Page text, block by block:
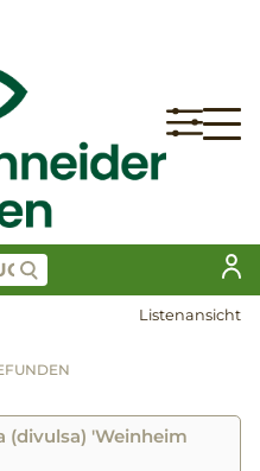
Listenansicht
(divulsa) 'Weinheim